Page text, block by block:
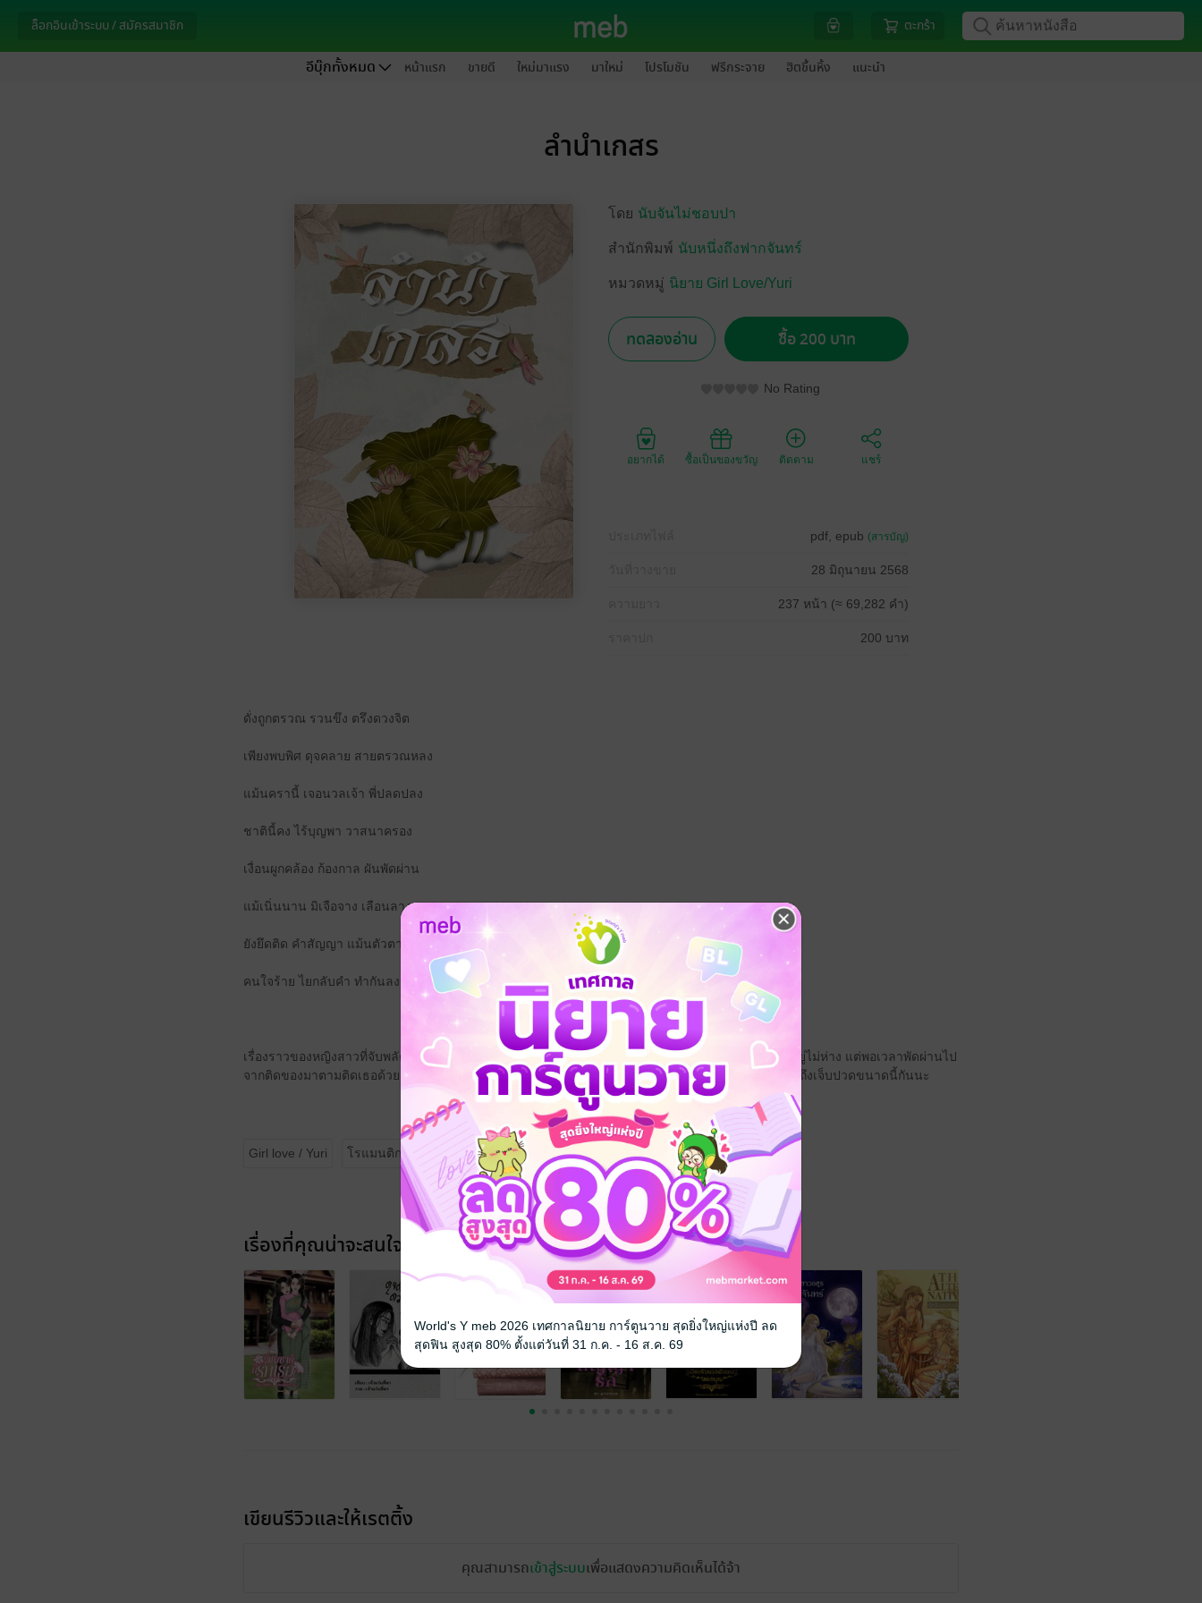
ล็อกอินเข้าระบบ / สมัครสมาชิก ตะกร้า
อีบุ๊กทั้งหมด หน้าแรก ขายดี ใหม่มาแรง มาใหม่ โปรโมชัน ฟรีกระจาย ฮิตขึ้นหิ้ง แนะนำ
ลำนำเกสร
โดย นับจันไม่ชอบปา
สำนักพิมพ์ นับหนึ่งถึงฟากจันทร์
หมวดหมู่ นิยาย Girl Love/Yuri
ทดลองอ่าน ซื้อ 200 บาท
No Rating
อยากได้ ซื้อเป็นของขวัญ ติดตาม แชร์
pdf, epub (สารบัญ)
28 มิถุนายน 2568
237 หน้า (≈ 69,282 คำ)
200 บาท
ดั่งถูกตรวณ รวนขึง ตรึงดวงจิต
​​เพียงพบพิศ ดุจคลาย สายตรวณหลง
แม้นครานี้ เจอนวลเจ้า พี่ปลดปลง
ชาตินี้คง ไร้บุญพา วาสนาครอง
เงื่อนผูกคล้อง ก้องกาล ผันพัดผ่าน
แม้เนิ่นนาน มิเจือจาง เลือนลางหาย
ยังยึดติด คำสัญญา แม้นตัวตาย
คนใจร้าย ไยกลับคำ ทำกันลง
เรื่องราวของหญิงสาวที่จับพลัดจับพลูได้ของบางอย่างมา ใครจะรู้ว่าของชิ้นนั้นมีเจ้าของตามติดตามหวงอยู่ไม่ห่าง แต่พอเวลาพัดผ่านไป
จากติดของมาตามติดเธอด้วยเหตุผลบางอย่างแทน แล้วฉันต้องทำยังไง ทำไมทุกครั้งที่เห็นอดีตของเธอฉันถึงเจ็บปวดขนาดนี้กันนะ
Girl love / Yuri โรแมนติก โรมานซ์ ย้อนยุค/พีเรียด รักต่างวัย
เรื่องที่คุณน่าจะสนใจ
เขียนรีวิวและให้เรตติ้ง
คุณสามารถเข้าสู่ระบบเพื่อแสดงความคิดเห็นได้จ้า
World's Y meb 2026 เทศกาลนิยาย การ์ตูนวาย สุดยิ่งใหญ่แห่งปี ลด
สุดฟิน สูงสุด 80% ตั้งแต่วันที่ 31 ก.ค. - 16 ส.ค. 69